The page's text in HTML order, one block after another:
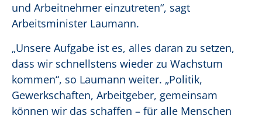
und Arbeitnehmer einzutreten“, sagt
Arbeitsminister Laumann.
„Unsere Aufgabe ist es, alles daran zu setzen,
dass wir schnellstens wieder zu Wachstum
kommen“, so Laumann weiter. „Politik,
Gewerkschaften, Arbeitgeber, gemeinsam
können wir das schaffen – für alle Menschen